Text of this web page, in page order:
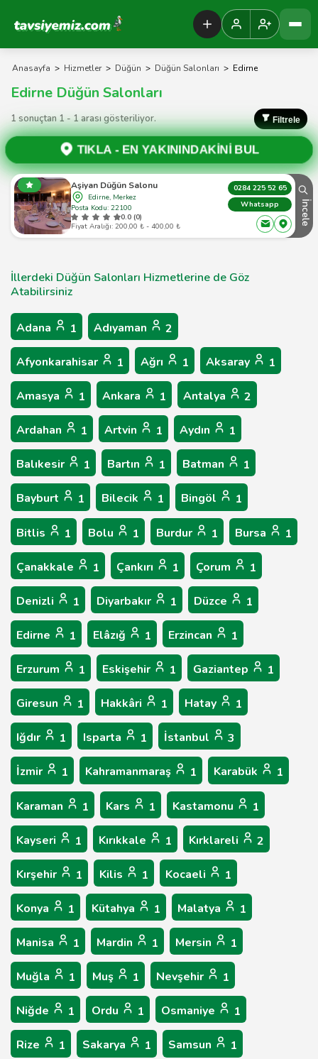
Tavsiyemiz Anasayfa
Anasayfa > Hizmetler > Düğün > Düğün Salonları > Edirne
Edirne Düğün Salonları
1 sonuçtan 1 - 1 arası gösteriliyor. Filtrele
TIKLA - EN YAKININDAKİNİ BUL
Aşiyan Düğün Salonu
Edirne, Merkez
Posta Kodu: 22100
0.0 (0)
Fiyat Aralığı: 200,00 ₺ - 400,00 ₺
0284 225 52 65
Whatsapp
İncele
İllerdeki Düğün Salonları Hizmetlerine de Göz
Atabilirsiniz
Adana 1 Adıyaman 2
Afyonkarahisar 1 Ağrı 1 Aksaray 1
Amasya 1 Ankara 1 Antalya 2
Ardahan 1 Artvin 1 Aydın 1
Balıkesir 1 Bartın 1 Batman 1
Bayburt 1 Bilecik 1 Bingöl 1
Bitlis 1 Bolu 1 Burdur 1 Bursa 1
Çanakkale 1 Çankırı 1 Çorum 1
Denizli 1 Diyarbakır 1 Düzce 1
Edirne 1 Elâzığ 1 Erzincan 1
Erzurum 1 Eskişehir 1 Gaziantep 1
Giresun 1 Hakkâri 1 Hatay 1
Iğdır 1 Isparta 1 İstanbul 3
İzmir 1 Kahramanmaraş 1 Karabük 1
Karaman 1 Kars 1 Kastamonu 1
Kayseri 1 Kırıkkale 1 Kırklareli 2
Kırşehir 1 Kilis 1 Kocaeli 1
Konya 1 Kütahya 1 Malatya 1
Manisa 1 Mardin 1 Mersin 1
Muğla 1 Muş 1 Nevşehir 1
Niğde 1 Ordu 1 Osmaniye 1
Rize 1 Sakarya 1 Samsun 1